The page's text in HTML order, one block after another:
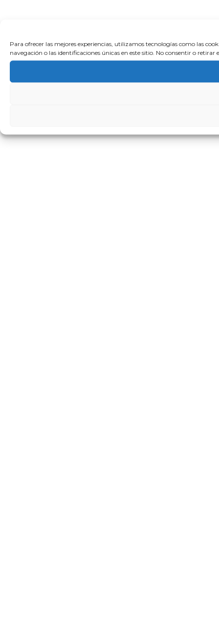
Para ofrecer las mejores experiencias, utilizamos tecnologías como las
navegación o las identificaciones únicas en este sitio. No consentir o